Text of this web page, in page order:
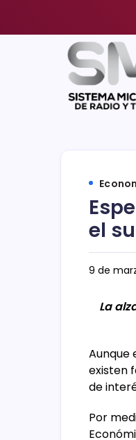
el
9 de
La
Aunque
existen
de
Por